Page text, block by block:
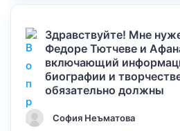
Здравствуйте! Мне
Федоре Тютчеве и
включающий
биографии и
обязательно должны
София Неъматова